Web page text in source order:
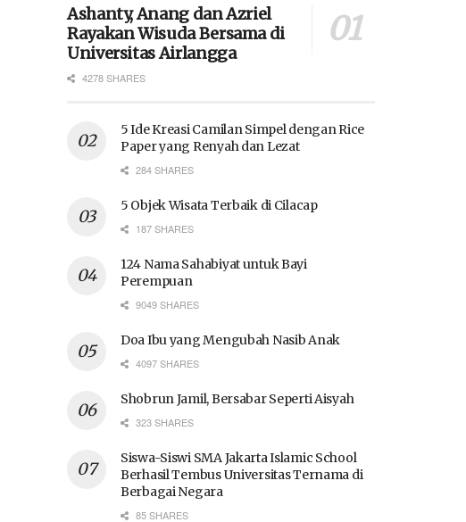
Ashanty, Anang dan Azriel
Rayakan Wisuda Bersama di
Universitas Airlangga
4278 SHARES
5 Ide Kreasi Camilan Simpel dengan Rice
Paper yang Renyah dan Lezat
284 SHARES
5 Objek Wisata Terbaik di Cilacap
187 SHARES
124 Nama Sahabiyat untuk Bayi
Perempuan
9049 SHARES
Doa Ibu yang Mengubah Nasib Anak
4097 SHARES
Shobrun Jamil, Bersabar Seperti Aisyah
323 SHARES
Siswa-Siswi SMA Jakarta Islamic School
Berhasil Tembus Universitas Ternama di
Berbagai Negara
85 SHARES